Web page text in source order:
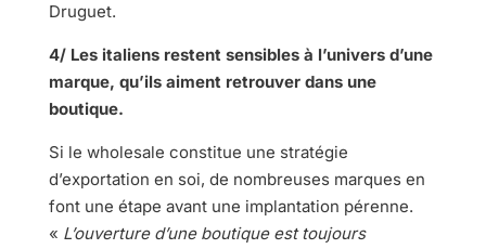
Druguet.
4/ Les italiens restent sensibles à l’univers d’une
marque, qu’ils aiment retrouver dans une
boutique.
Si le wholesale constitue une stratégie
d’exportation en soi, de nombreuses marques en
font une étape avant une implantation pérenne.
« L’ouverture d’une boutique est toujours